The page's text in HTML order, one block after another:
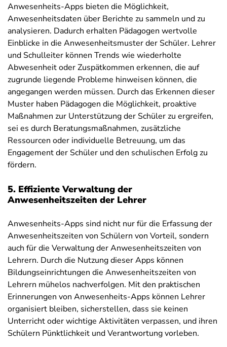
Anwesenheits-Apps bieten die Möglichkeit,
Anwesenheitsdaten über Berichte zu sammeln und zu
analysieren. Dadurch erhalten Pädagogen wertvolle
Einblicke in die Anwesenheitsmuster der Schüler. Lehrer
und Schulleiter können Trends wie wiederholte
Abwesenheit oder Zuspätkommen erkennen, die auf
zugrunde liegende Probleme hinweisen können, die
angegangen werden müssen. Durch das Erkennen dieser
Muster haben Pädagogen die Möglichkeit, proaktive
Maßnahmen zur Unterstützung der Schüler zu ergreifen,
sei es durch Beratungsmaßnahmen, zusätzliche
Ressourcen oder individuelle Betreuung, um das
Engagement der Schüler und den schulischen Erfolg zu
fördern.
5. Effiziente Verwaltung der
Anwesenheitszeiten der Lehrer
Anwesenheits-Apps sind nicht nur für die Erfassung der
Anwesenheitszeiten von Schülern von Vorteil, sondern
auch für die Verwaltung der Anwesenheitszeiten von
Lehrern. Durch die Nutzung dieser Apps können
Bildungseinrichtungen die Anwesenheitszeiten von
Lehrern mühelos nachverfolgen. Mit den praktischen
Erinnerungen von Anwesenheits-Apps können Lehrer
organisiert bleiben, sicherstellen, dass sie keinen
Unterricht oder wichtige Aktivitäten verpassen, und ihren
Schülern Pünktlichkeit und Verantwortung vorleben.